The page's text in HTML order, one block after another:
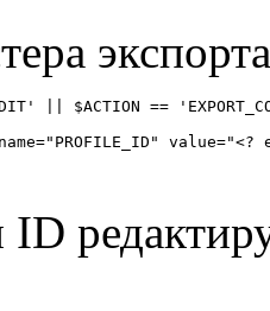
|| $ACTION ==
value="<?
ID